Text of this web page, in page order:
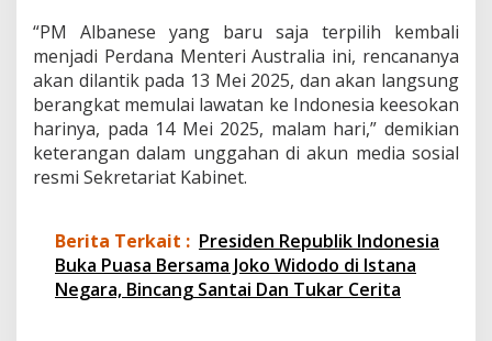
e
s
m
i
P
M
e
s
e
“PM Albanese yang baru saja terpilih kembali
menjadi Perdana Menteri Australia ini, rencananya
akan dilantik pada 13 Mei 2025, dan akan langsung
berangkat memulai lawatan ke Indonesia keesokan
harinya, pada 14 Mei 2025, malam hari,” demikian
keterangan dalam unggahan di akun media sosial
resmi Sekretariat Kabinet.
Berita Terkait : Presiden Republik Indonesia
Buka Puasa Bersama Joko Widodo di Istana
Negara, Bincang Santai Dan Tukar Cerita